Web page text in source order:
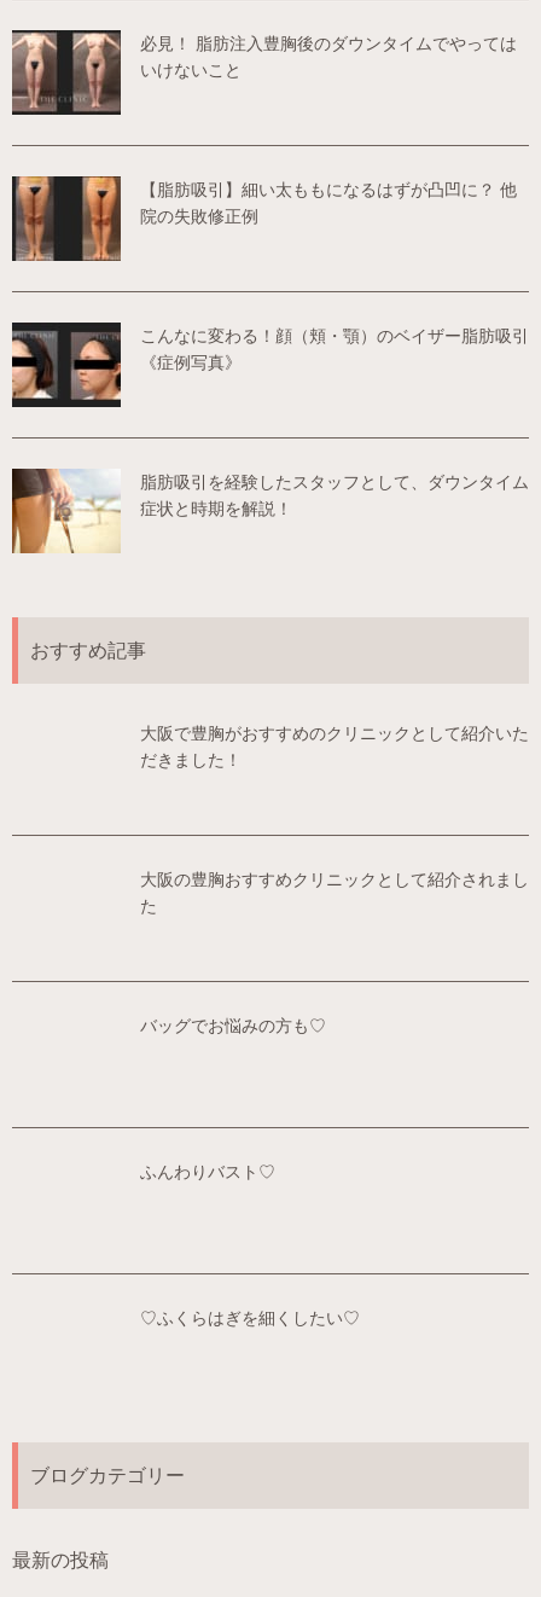
必見！ 脂肪注入豊胸後のダウンタイムでやっては
いけないこと
【脂肪吸引】細い太ももになるはずが凸凹に？ 他
院の失敗修正例
こんなに変わる！顔（頬・顎）のベイザー脂肪吸引
《症例写真》
脂肪吸引を経験したスタッフとして、ダウンタイム
症状と時期を解説！
おすすめ記事
大阪で豊胸がおすすめのクリニックとして紹介いた
だきました！
大阪の豊胸おすすめクリニックとして紹介されまし
た
バッグでお悩みの方も♡
ふんわりバスト♡
♡ふくらはぎを細くしたい♡
ブログカテゴリー
最新の投稿